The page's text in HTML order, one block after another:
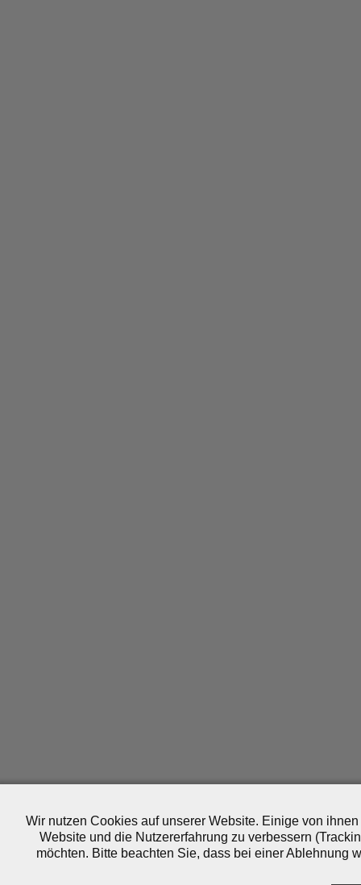
Wir nutzen Cookies auf unserer Website. Einige von
Website und die Nutzererfahrung zu verbessern
möchten. Bitte beachten Sie, dass bei einer Ablehnung